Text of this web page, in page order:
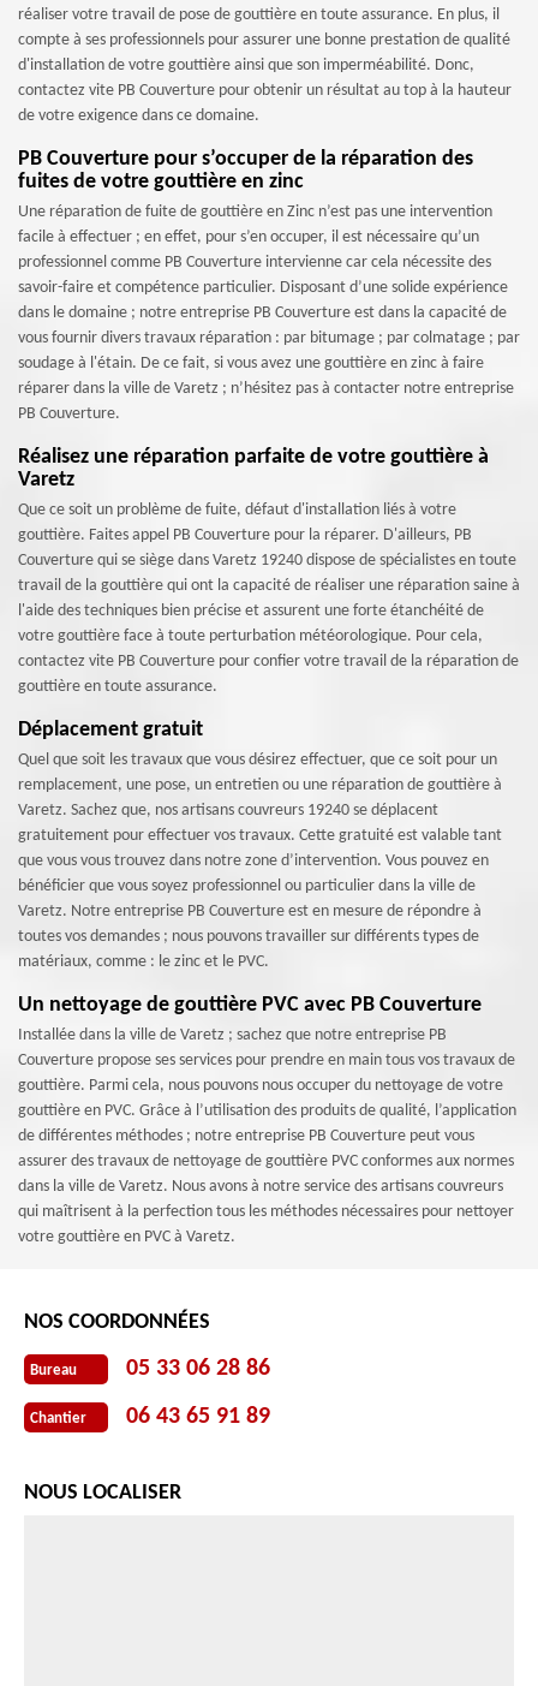
réaliser votre travail de pose de gouttière en toute assurance. En plus, il
compte à ses professionnels pour assurer une bonne prestation de qualité
d'installation de votre gouttière ainsi que son imperméabilité. Donc,
contactez vite PB Couverture pour obtenir un résultat au top à la hauteur
de votre exigence dans ce domaine.
PB Couverture pour s’occuper de la réparation des
fuites de votre gouttière en zinc
Une réparation de fuite de gouttière en Zinc n’est pas une intervention
facile à effectuer ; en effet, pour s’en occuper, il est nécessaire qu’un
professionnel comme PB Couverture intervienne car cela nécessite des
savoir-faire et compétence particulier. Disposant d’une solide expérience
dans le domaine ; notre entreprise PB Couverture est dans la capacité de
vous fournir divers travaux réparation : par bitumage ; par colmatage ; par
soudage à l'étain. De ce fait, si vous avez une gouttière en zinc à faire
réparer dans la ville de Varetz ; n’hésitez pas à contacter notre entreprise
PB Couverture.
Réalisez une réparation parfaite de votre gouttière à
Varetz
Que ce soit un problème de fuite, défaut d'installation liés à votre
gouttière. Faites appel PB Couverture pour la réparer. D'ailleurs, PB
Couverture qui se siège dans Varetz 19240 dispose de spécialistes en toute
travail de la gouttière qui ont la capacité de réaliser une réparation saine à
l'aide des techniques bien précise et assurent une forte étanchéité de
votre gouttière face à toute perturbation météorologique. Pour cela,
contactez vite PB Couverture pour confier votre travail de la réparation de
gouttière en toute assurance.
Déplacement gratuit
Quel que soit les travaux que vous désirez effectuer, que ce soit pour un
remplacement, une pose, un entretien ou une réparation de gouttière à
Varetz. Sachez que, nos artisans couvreurs 19240 se déplacent
gratuitement pour effectuer vos travaux. Cette gratuité est valable tant
que vous vous trouvez dans notre zone d’intervention. Vous pouvez en
bénéficier que vous soyez professionnel ou particulier dans la ville de
Varetz. Notre entreprise PB Couverture est en mesure de répondre à
toutes vos demandes ; nous pouvons travailler sur différents types de
matériaux, comme : le zinc et le PVC.
Un nettoyage de gouttière PVC avec PB Couverture
Installée dans la ville de Varetz ; sachez que notre entreprise PB
Couverture propose ses services pour prendre en main tous vos travaux de
gouttière. Parmi cela, nous pouvons nous occuper du nettoyage de votre
gouttière en PVC. Grâce à l’utilisation des produits de qualité, l’application
de différentes méthodes ; notre entreprise PB Couverture peut vous
assurer des travaux de nettoyage de gouttière PVC conformes aux normes
dans la ville de Varetz. Nous avons à notre service des artisans couvreurs
qui maîtrisent à la perfection tous les méthodes nécessaires pour nettoyer
votre gouttière en PVC à Varetz.
NOS COORDONNÉES
Bureau 05 33 06 28 86
Chantier 06 43 65 91 89
NOUS LOCALISER